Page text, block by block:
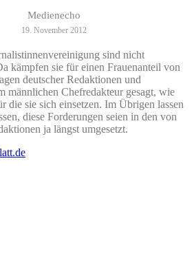
Medienecho
19. November 2012
sind nicht
kämpfen sie für einen Frauenanteil von
deutscher Redaktionen und
männlichen Chefredakteur gesagt, wie
die sie sich einsetzen. Im Übrigen lassen
diese Forderungen seien in den von
ja längst umgesetzt.